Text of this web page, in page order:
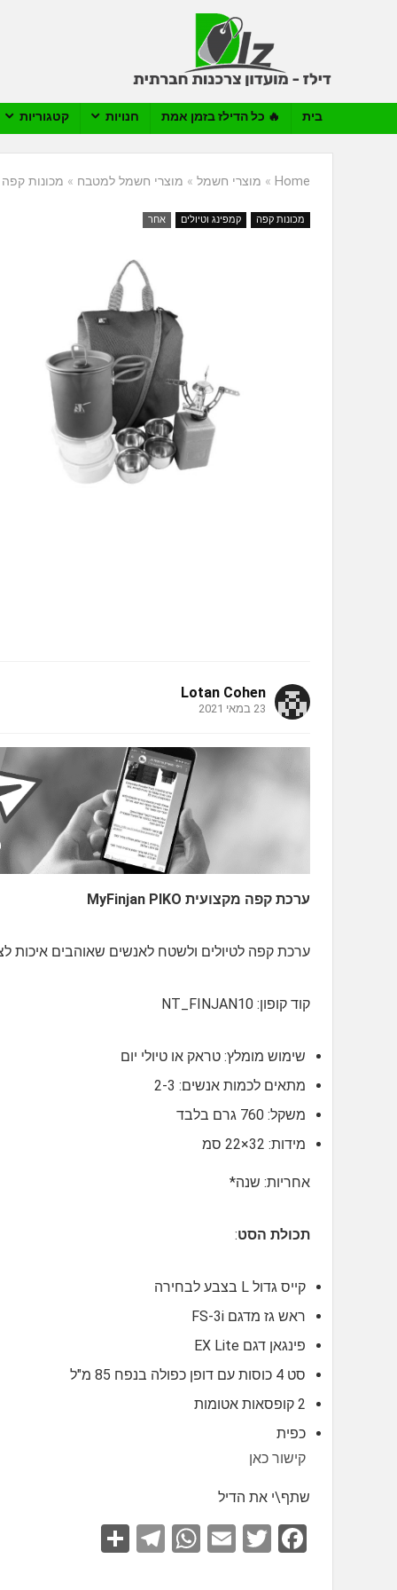
בית 🔥 כל הדילז בזמן אמת חנויות קטגוריות
Home
» מוצרי חשמל » מוצרי חשמל למטבח » מכונות קפה
מכונות קפה קמפינג וטיולים אחר
Lotan Cohen
23 במאי 2021
ערכת קפה מקצועית MyFinjan PIKO
ערכת קפה לטיולים ולשטח לאנשים שאוהבים איכות
קוד קופון: NT_FINJAN10
שימוש מומלץ: טראק או טיולי יום
מתאים לכמות אנשים: 2-3
משקל: 760 גרם בלבד
מידות: 32×22 סמ
אחריות: שנה*
תכולת הסט:
קייס גדול L בצבע לבחירה
ראש גז מדגם FS-3i
פינגאן דגם EX Lite
סט 4 כוסות עם דופן כפולה בנפח 85 מ"ל
2 קופסאות אטומות
כפית
קישור כאן
שתף\י את הדיל
F
T
E
W
T